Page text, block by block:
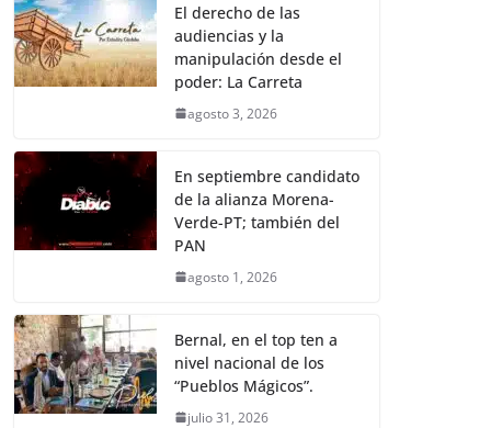
El derecho de las
audiencias y la
manipulación desde el
poder: La Carreta
agosto 3, 2026
En septiembre candidato
de la alianza Morena-
Verde-PT; también del
PAN
agosto 1, 2026
Bernal, en el top ten a
nivel nacional de los
“Pueblos Mágicos”.
julio 31, 2026